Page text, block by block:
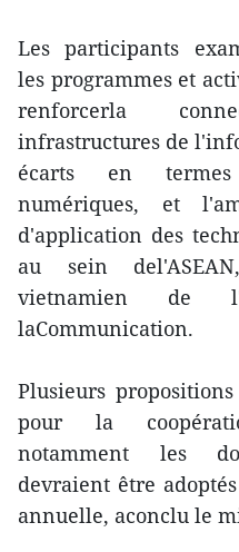
Les participants
les programmes et
renforcerla
infrastructures de
écarts en termes
numériques, et
d'application des
au sein
vietnamien de
laCommunication.
Plusieurs
pour la
notamment les
devraient être
annuelle, aconclu le